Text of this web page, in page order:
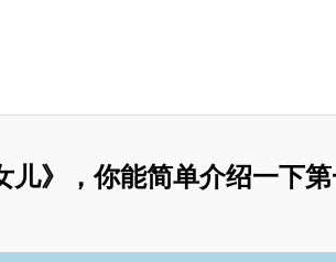
儿》，你能简单介绍一下